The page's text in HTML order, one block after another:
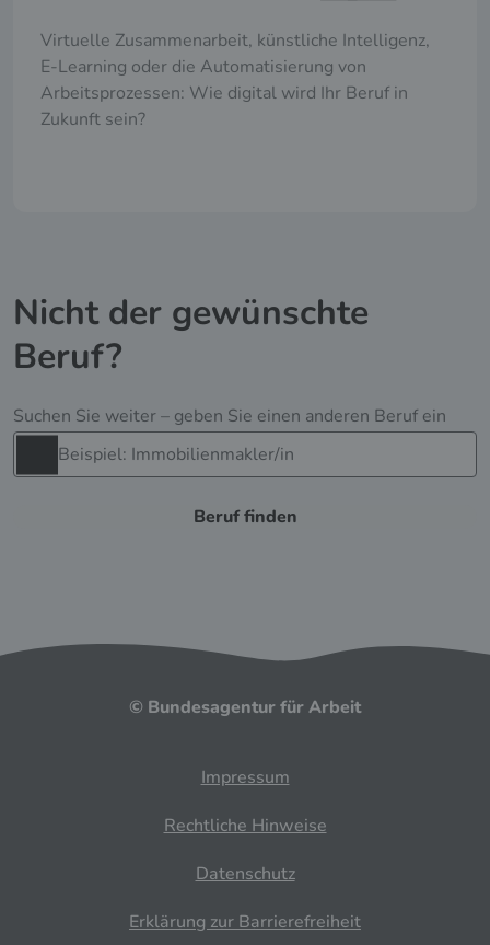
Virtuelle Zusammenarbeit, künstliche Intelligenz,
E-Learning oder die Automatisierung von
Arbeitsprozessen: Wie digital wird Ihr Beruf in
Zukunft sein?